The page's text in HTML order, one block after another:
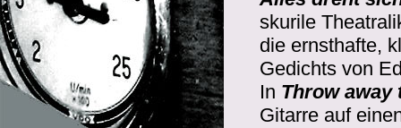
skurile
die ernsthafte,
Gedichts von
In Throw away
Gitarre auf